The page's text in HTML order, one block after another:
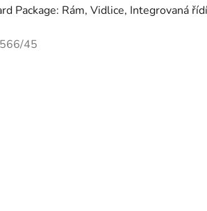
Package: Rám, Vidlice, Integrovaná
45